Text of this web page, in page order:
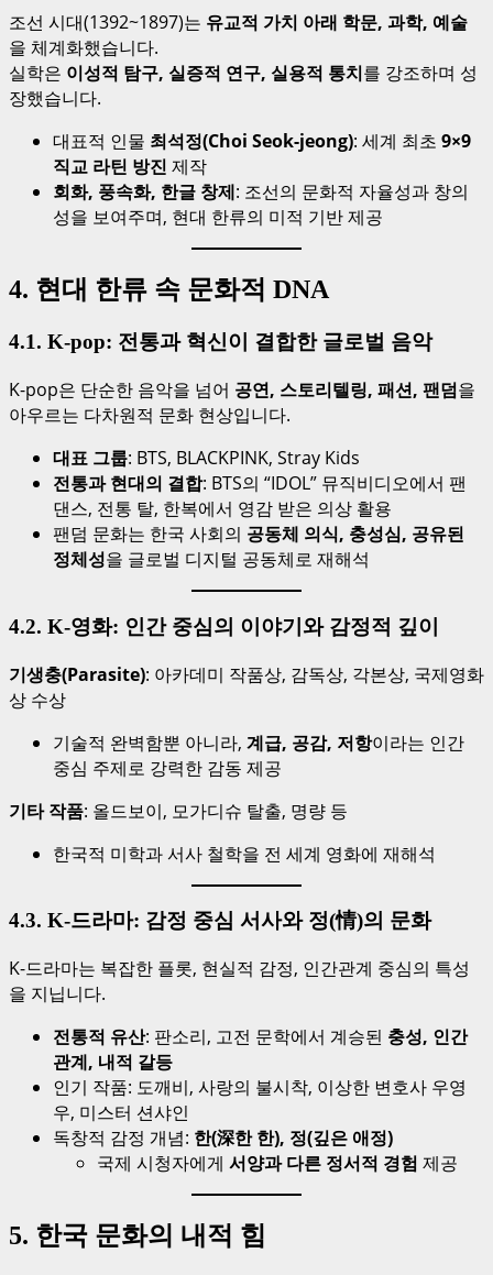
조선 시대(1392~1897)는 유교적 가치 아래 학문, 과학, 예술
을 체계화했습니다.
실학은 이성적 탐구, 실증적 연구, 실용적 통치를 강조하며 성
장했습니다.
대표적 인물 최석정(Choi Seok-jeong): 세계 최초 9×9
직교 라틴 방진 제작
회화, 풍속화, 한글 창제: 조선의 문화적 자율성과 창의
성을 보여주며, 현대 한류의 미적 기반 제공
4. 현대 한류 속 문화적 DNA
4.1. K-pop: 전통과 혁신이 결합한 글로벌 음악
K-pop은 단순한 음악을 넘어 공연, 스토리텔링, 패션, 팬덤을
아우르는 다차원적 문화 현상입니다.
대표 그룹: BTS, BLACKPINK, Stray Kids
전통과 현대의 결합: BTS의 “IDOL” 뮤직비디오에서 팬
댄스, 전통 탈, 한복에서 영감 받은 의상 활용
팬덤 문화는 한국 사회의 공동체 의식, 충성심, 공유된
정체성을 글로벌 디지털 공동체로 재해석
4.2. K-영화: 인간 중심의 이야기와 감정적 깊이
기생충(Parasite): 아카데미 작품상, 감독상, 각본상, 국제영화
상 수상
기술적 완벽함뿐 아니라, 계급, 공감, 저항이라는 인간
중심 주제로 강력한 감동 제공
기타 작품: 올드보이, 모가디슈 탈출, 명량 등
한국적 미학과 서사 철학을 전 세계 영화에 재해석
4.3. K-드라마: 감정 중심 서사와 정(情)의 문화
K-드라마는 복잡한 플롯, 현실적 감정, 인간관계 중심의 특성
을 지닙니다.
전통적 유산: 판소리, 고전 문학에서 계승된 충성, 인간
관계, 내적 갈등
인기 작품: 도깨비, 사랑의 불시착, 이상한 변호사 우영
우, 미스터 션샤인
독창적 감정 개념: 한(深한 한), 정(깊은 애정)
국제 시청자에게 서양과 다른 정서적 경험 제공
5. 한국 문화의 내적 힘